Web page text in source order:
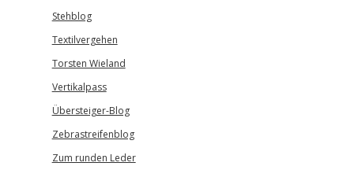
Stehblog
Textilvergehen
Torsten Wieland
Vertikalpass
Übersteiger-Blog
Zebrastreifenblog
Zum runden Leder